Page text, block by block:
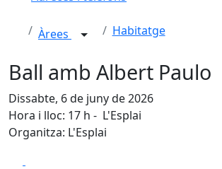
Àrees Habitatge
Ball amb Albert Paulo
Dissabte, 6 de juny de 2026
Hora i lloc: 17 h - L'Esplai
Organitza: L'Esplai